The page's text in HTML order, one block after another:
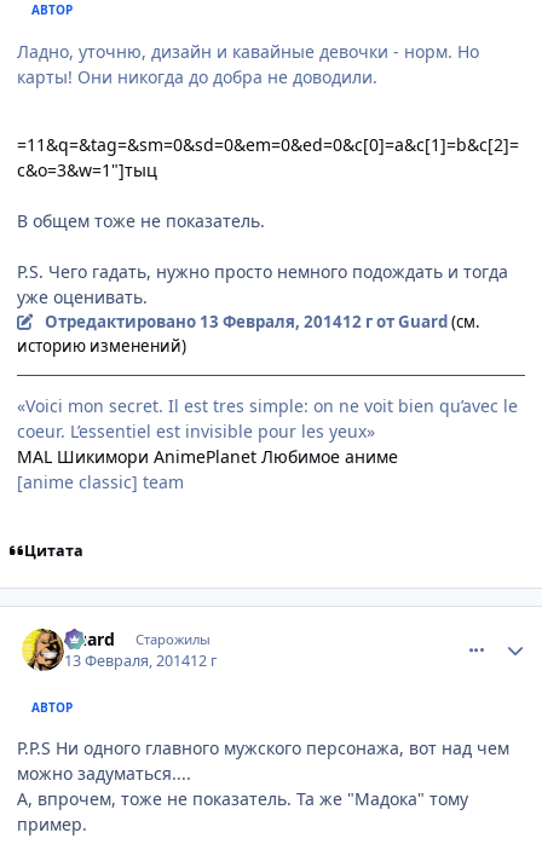
АВТОР
Ладно, уточню, дизайн и кавайные девочки - норм. Но
карты! Они никогда до добра не доводили.
=11&q=&tag=&sm=0&sd=0&em=0&ed=0&c[0]=a&c[1]=b&c[2]=
c&o=3&w=1"]тыц
В общем тоже не показатель.
P.S. Чего гадать, нужно просто немного подождать и тогда
уже оценивать.
Отредактировано 13 Февраля, 201412 гот Guard(см.
историю изменений)
«Voici mon secret. Il est tres simple: on ne voit bien qu’avec le
coeur. L’essentiel est invisible pour les yeux»
MAL Шикимори AnimePlanet Любимое аниме
[anime classic] team
Цитата
Guard Старожилы
13 Февраля, 201412 г
АВТОР
P.P.S Ни одного главного мужского персонажа, вот над чем
можно задуматься....
А, впрочем, тоже не показатель. Та же "Мадока" тому
пример.